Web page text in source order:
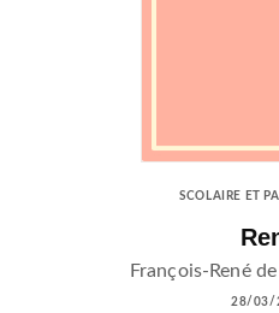
SCOLAIRE ET
François-René
28/03/